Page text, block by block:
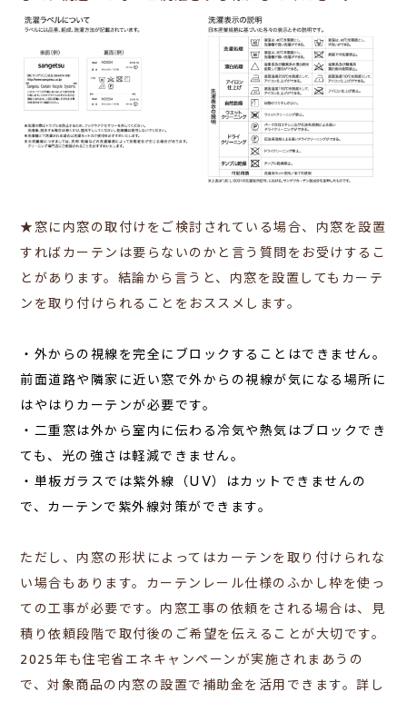
★窓に内窓の取付けをご検討されている場合、内窓を設置
すればカーテンは要らないのかと言う質問をお受けするこ
とがあります。結論から言うと、内窓を設置してもカーテ
ンを取り付けられることをおススメします。
・外からの視線を完全にブロックすることはできません。
前面道路や隣家に近い窓で外からの視線が気になる場所に
はやはりカーテンが必要です。
・二重窓は外から室内に伝わる冷気や熱気はブロックでき
ても、光の強さは軽減できません。
・単板ガラスでは紫外線（UV）はカットできませんの
で、カーテンで紫外線対策ができます。
ただし、内窓の形状によってはカーテンを取り付けられな
い場合もあります。カーテンレール仕様のふかし枠を使っ
ての工事が必要です。内窓工事の依頼をされる場合は、見
積り依頼段階で取付後のご希望を伝えることが大切です。
2025年も住宅省エネキャンペーンが実施されまあうの
で、対象商品の内窓の設置で補助金を活用できます。詳し